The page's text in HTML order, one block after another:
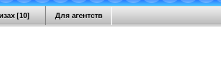
[10] Для агентств